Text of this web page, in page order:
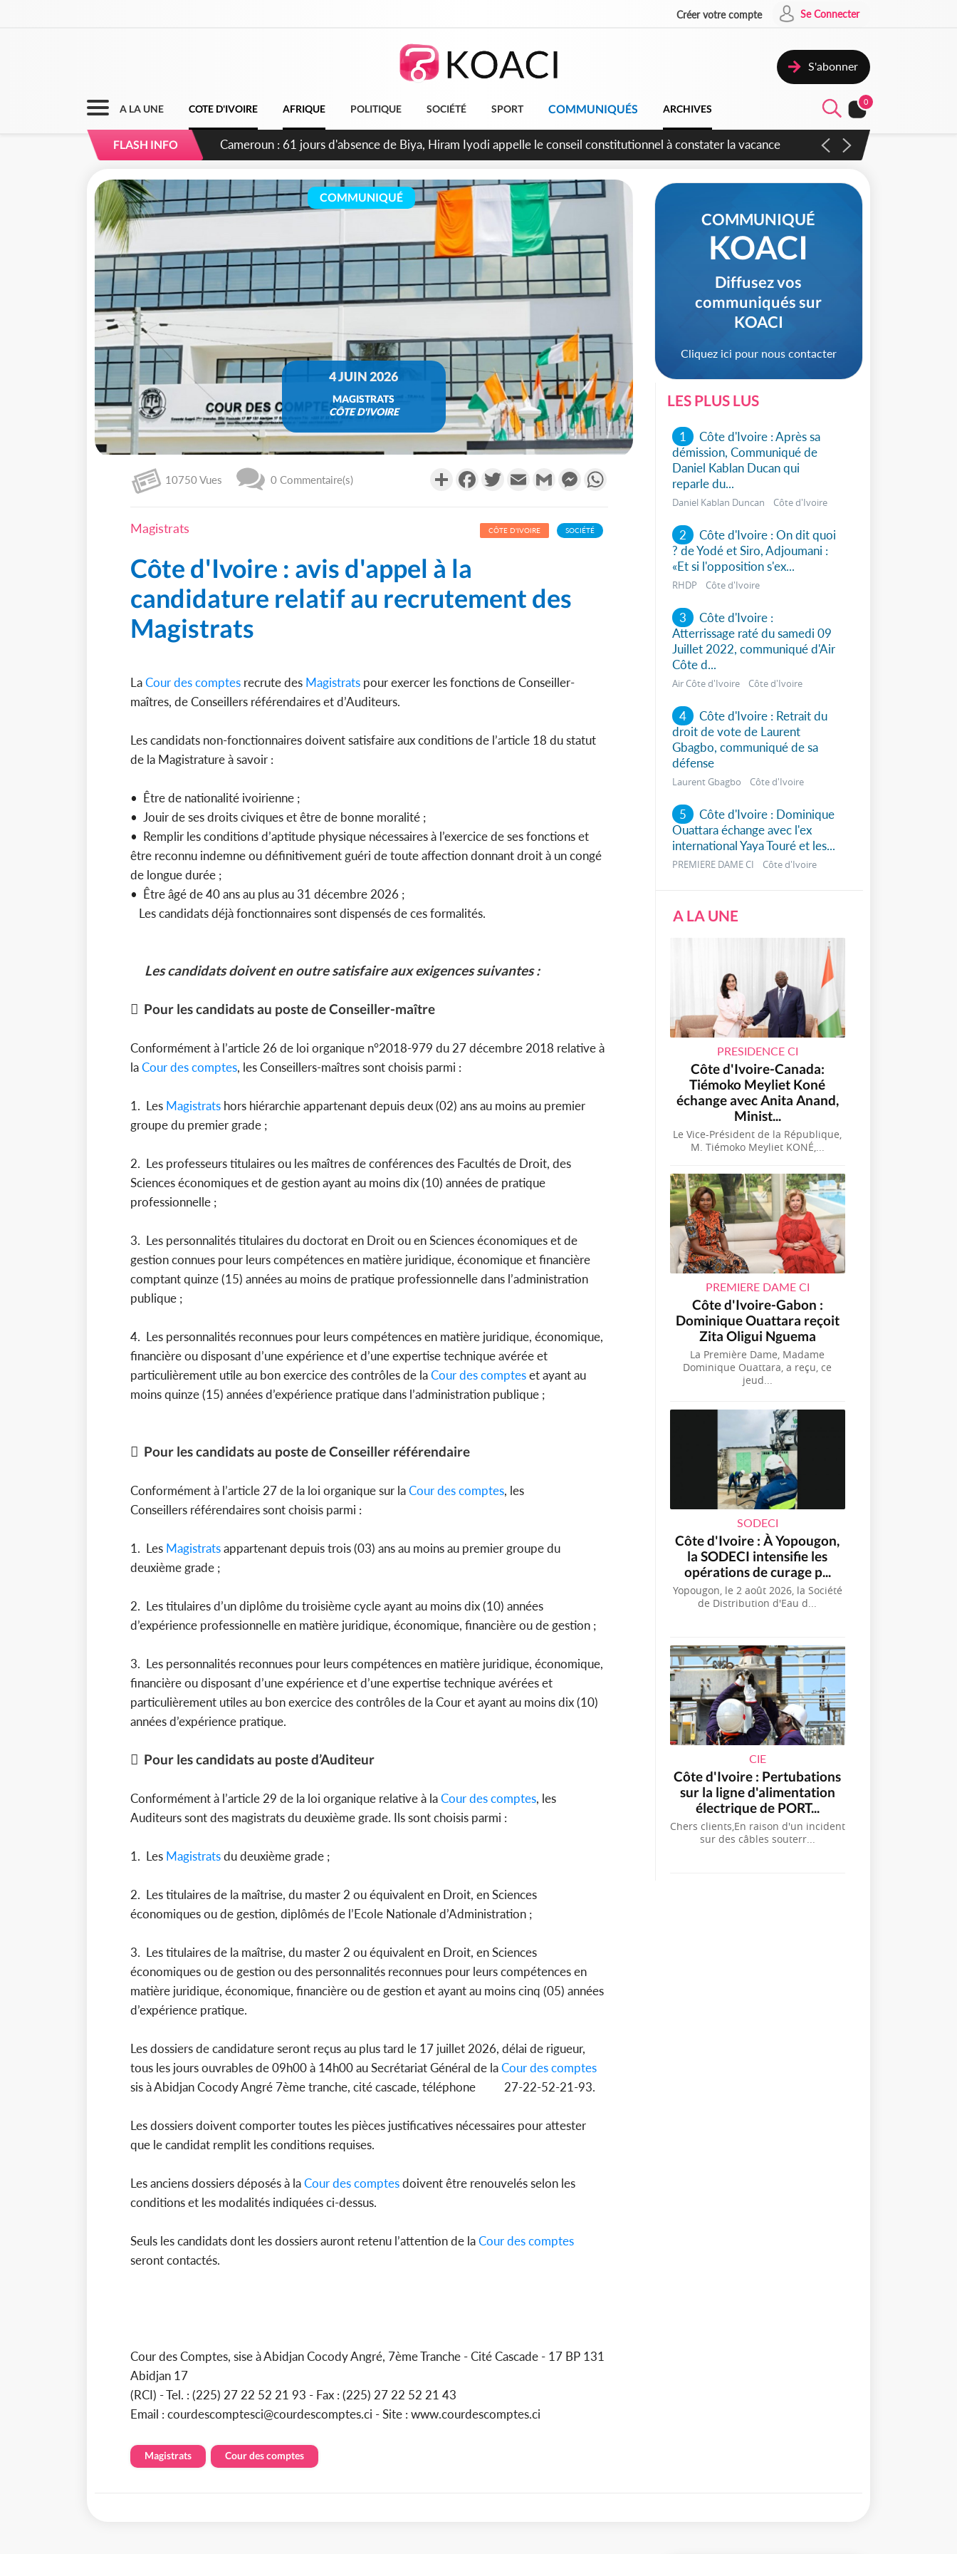
Créer votre compte Se Connecter
S'abonner
A LA UNE COTE D'IVOIRE AFRIQUE POLITIQUE SOCIÉTÉ SPORT COMMUNIQUÉS ARCHIVES
0
FLASH INFO Côte d'Ivoire : Fin de la pagaille au PDCI-RDA, Lessiehi bannit les mouvements sauvages
COMMUNIQUÉ
4 JUIN 2026
MAGISTRATS
CÔTE D'IVOIRE
10750 Vues 0 Commentaire(s) PartagerFacebookTwitterEmail Gmail Messenger
Magistrats CÔTE D'IVOIRE SOCIÉTÉ
Côte d'Ivoire : avis d'appel à la
candidature relatif au recrutement des
Magistrats
LaCour des comptes recrute des Magistrats pour exercer les fonctions de Conseiller-
maîtres, de Conseillers référendaires et d’Auditeurs.
Les candidats non-fonctionnaires doivent satisfaire aux conditions de l’article 18 du statut
de la Magistrature à savoir :
• Être de nationalité ivoirienne ;
• Jouir de ses droits civiques et être de bonne moralité ;
• Remplir les conditions d’aptitude physique nécessaires à l’exercice de ses fonctions et
être reconnu indemne ou définitivement guéri de toute affection donnant droit à un congé
de longue durée ;
• Être âgé de 40 ans au plus au 31 décembre 2026 ;
Les candidats déjà fonctionnaires sont dispensés de ces formalités.
Les candidats doivent en outre satisfaire aux exigences suivantes :
 Pour les candidats au poste de Conseiller-maître
Conformément à l’article 26 de loi organique n°2018-979 du 27 décembre 2018 relative à
laCour des comptes, les Conseillers-maîtres sont choisis parmi :
1. Les Magistrats hors hiérarchie appartenant depuis deux (02) ans au moins au premier
groupe du premier grade ;
2. Les professeurs titulaires ou les maîtres de conférences des Facultés de Droit, des
Sciences économiques et de gestion ayant au moins dix (10) années de pratique
professionnelle ;
3. Les personnalités titulaires du doctorat en Droit ou en Sciences économiques et de
gestion connues pour leurs compétences en matière juridique, économique et financière
comptant quinze (15) années au moins de pratique professionnelle dans l’administration
publique ;
4. Les personnalités reconnues pour leurs compétences en matière juridique, économique,
financière ou disposant d’une expérience et d’une expertise technique avérée et
particulièrement utile au bon exercice des contrôles de laCour des compteset ayant au
moins quinze (15) années d’expérience pratique dans l’administration publique ;
 Pour les candidats au poste de Conseiller référendaire
Conformément à l’article 27 de la loi organique sur laCour des comptes, les
Conseillers référendaires sont choisis parmi :
1. Les Magistratsappartenant depuis trois (03) ans au moins au premier groupe du
deuxième grade ;
2. Les titulaires d’un diplôme du troisième cycle ayant au moins dix (10) années
d’expérience professionnelle en matière juridique, économique, financière ou de gestion ;
3. Les personnalités reconnues pour leurs compétences en matière juridique, économique,
financière ou disposant d’une expérience et d’une expertise technique avérées et
particulièrement utiles au bon exercice des contrôles de la Cour et ayant au moins dix (10)
années d’expérience pratique.
 Pour les candidats au poste d’Auditeur
Conformément à l’article 29 de la loi organique relative à laCour des comptes, les
Auditeurs sont des magistrats du deuxième grade. Ils sont choisis parmi :
1. Les Magistratsdu deuxième grade ;
2. Les titulaires de la maîtrise, du master 2 ou équivalent en Droit, en Sciences
économiques ou de gestion, diplômés de l’Ecole Nationale d’Administration ;
3. Les titulaires de la maîtrise, du master 2 ou équivalent en Droit, en Sciences
économiques ou de gestion ou des personnalités reconnues pour leurs compétences en
matière juridique, économique, financière ou de gestion et ayant au moins cinq (05) années
d’expérience pratique.
Les dossiers de candidature seront reçus au plus tard le 17 juillet 2026, délai de rigueur,
tous les jours ouvrables de 09h00 à 14h00 au Secrétariat Général de laCour des comptes
sis à Abidjan Cocody Angré 7ème tranche, cité cascade, téléphone 27-22-52-21-93.
Les dossiers doivent comporter toutes les pièces justificatives nécessaires pour attester
que le candidat remplit les conditions requises.
Les anciens dossiers déposés à laCour des comptesdoivent être renouvelés selon les
conditions et les modalités indiquées ci-dessus.
Seuls les candidats dont les dossiers auront retenu l’attention de laCour des comptes
seront contactés.
Cour des Comptes, sise à Abidjan Cocody Angré, 7ème Tranche - Cité Cascade - 17 BP 131
Abidjan 17
(RCI) - Tel. : (225) 27 22 52 21 93 - Fax : (225) 27 22 52 21 43
Email : courdescomptesci@courdescomptes.ci - Site : www.courdescomptes.ci
Magistrats Cour des comptes
COMMUNIQUÉ
KOACI
Diffusez vos
communiqués sur
KOACI
Cliquez ici pour nous contacter
LES PLUS LUS
1
Côte d'Ivoire : Après sa
démission, Communiqué de
Daniel Kablan Ducan qui
reparle du...
Daniel Kablan Duncan Côte d'Ivoire
2
Côte d'Ivoire : On dit quoi
? de Yodé et Siro, Adjoumani :
«Et si l'opposition s'ex...
RHDP Côte d'Ivoire
3
Côte d'Ivoire :
Atterrissage raté du samedi 09
Juillet 2022, communiqué d'Air
Côte d...
Air Côte d'Ivoire Côte d'Ivoire
4
Côte d'Ivoire : Retrait du
droit de vote de Laurent
Gbagbo, communiqué de sa
défense
Laurent Gbagbo Côte d'Ivoire
5
Côte d'Ivoire : Dominique
Ouattara échange avec l'ex
international Yaya Touré et les...
PREMIERE DAME CI Côte d'Ivoire
A LA UNE
PRESIDENCE CI
Côte d'Ivoire-Canada:
Tiémoko Meyliet Koné
échange avec Anita Anand,
Minist...
Le Vice-Président de la République,
M. Tiémoko Meyliet KONÉ,...
PREMIERE DAME CI
Côte d'Ivoire-Gabon :
Dominique Ouattara reçoit
Zita Oligui Nguema
La Première Dame, Madame
Dominique Ouattara, a reçu, ce
jeud...
SODECI
Côte d'Ivoire : À Yopougon,
la SODECI intensifie les
opérations de curage p...
Yopougon, le 2 août 2026, la Société
de Distribution d'Eau d...
CIE
Côte d'Ivoire : Pertubations
sur la ligne d'alimentation
électrique de PORT...
Chers clients,En raison d'un incident
sur des câbles souterr...